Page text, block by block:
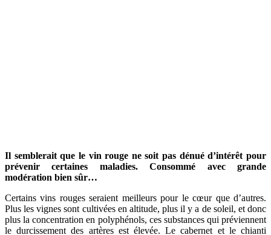
Il semblerait que le vin rouge ne soit pas dénué d’intérêt pour
prévenir certaines maladies. Consommé avec grande
modération bien sûr…
Certains vins rouges seraient meilleurs pour le cœur que d’autres.
Plus les vignes sont cultivées en altitude, plus il y a de soleil, et donc
plus la concentration en polyphénols, ces substances qui préviennent
le durcissement des artères est élevée. Le cabernet et le chianti